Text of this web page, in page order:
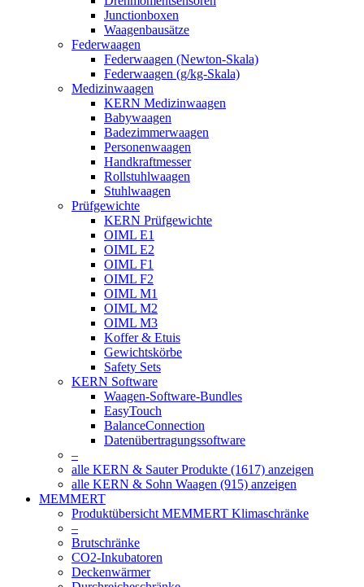
Junctionboxen
Waagenbausätze
Federwaagen
Federwaagen (Newton-Skala)
Federwaagen (g/kg-Skala)
Medizinwaagen
KERN Medizinwaagen
Babywaagen
Badezimmerwaagen
Personenwaagen
Handkraftmesser
Rollstuhlwaagen
Stuhlwaagen
Prüfgewichte
KERN Prüfgewichte
OIML E1
OIML E2
OIML F1
OIML F2
OIML M1
OIML M2
OIML M3
Koffer & Etuis
Gewichtskörbe
Safety Sets
KERN Software
Waagen-Software-Bundles
EasyTouch
BalanceConnection
Datenübertragungssoftware
–
alle KERN & Sauter Produkte (1617) anzeigen
alle KERN & Sohn Waagen (915) anzeigen
MEMMERT
Produktübersicht MEMMERT Klimaschränke
–
Brutschränke
CO2-Inkubatoren
Deckenwärmer